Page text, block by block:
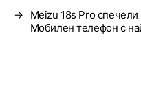
→
Meizu 18s Pro спечели
Мобилен телефон с